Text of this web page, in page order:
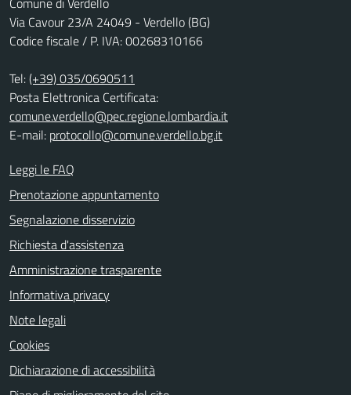
Via Cavour 23/A 24049 - Verdello (BG)
Codice fiscale / P. IVA: 00268310166
Tel:(+39) 035/0690511
Posta Elettronica Certificata:
comune.verdello@pec.regione.lombardia.it
E-mail: protocollo@comune.verdello.bg.it
Leggi le FAQ
Prenotazione appuntamento
Segnalazione disservizio
Richiesta d'assistenza
Amministrazione trasparente
Informativa privacy
Note legali
Cookies
Dichiarazione di accessibilità